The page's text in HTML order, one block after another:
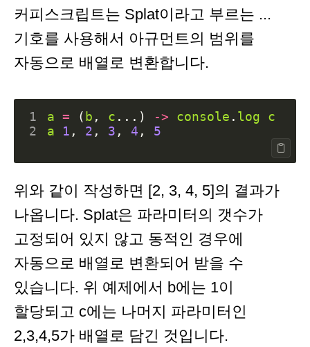
커피스크립트는 Splat이라고 부르는 ...
기호를 사용해서 아규먼트의 범위를
자동으로 배열로 변환합니다.
1 a = ( b , c ...) -> console . log
c
2
a 1 , 2 , 3 , 4 , 5
위와 같이 작성하면 [2, 3, 4, 5]의 결과가
나옵니다. Splat은 파라미터의 갯수가
고정되어 있지 않고 동적인 경우에
자동으로 배열로 변환되어 받을 수
있습니다. 위 예제에서 b에는 1이
할당되고 c에는 나머지 파라미터인
2,3,4,5가 배열로 담긴 것입니다.